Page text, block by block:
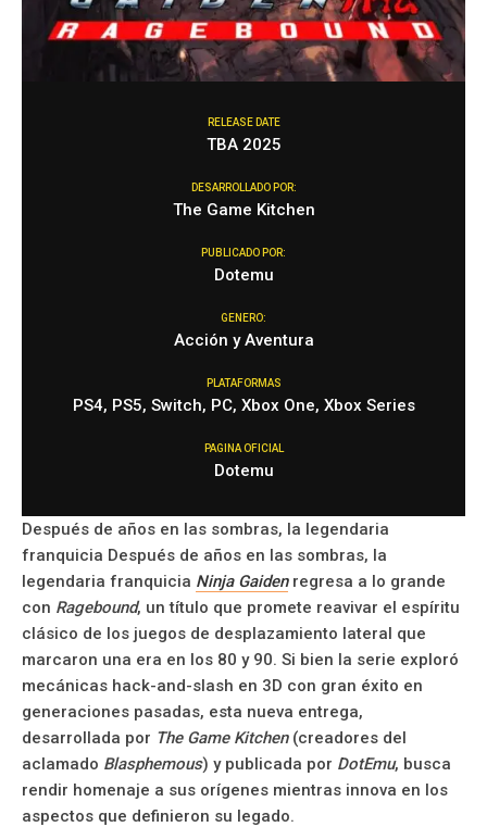
RELEASE DATE
TBA 2025
DESARROLLADO POR:
The Game Kitchen
PUBLICADO POR:
Dotemu
GENERO:
Acción y Aventura
PLATAFORMAS
PS4, PS5, Switch, PC, Xbox One, Xbox Series
PAGINA OFICIAL
Dotemu
Después de años en las sombras, la legendaria
franquicia Después de años en las sombras, la
legendaria franquicia Ninja Gaidenregresa a lo grande
con Ragebound, un título que promete reavivar el espíritu
clásico de los juegos de desplazamiento lateral que
marcaron una era en los 80 y 90. Si bien la serie exploró
mecánicas hack-and-slash en 3D con gran éxito en
generaciones pasadas, esta nueva entrega,
desarrollada por The Game Kitchen(creadores del
aclamado Blasphemous) y publicada por DotEmu, busca
rendir homenaje a sus orígenes mientras innova en los
aspectos que definieron su legado.